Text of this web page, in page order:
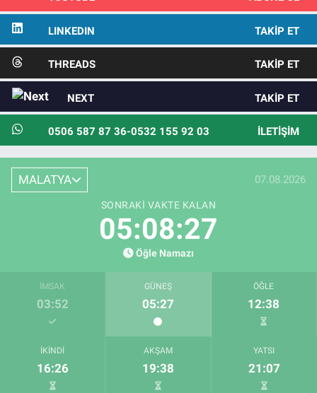
LINKEDIN TAKIP ET
THREADS TAKIP ET
NEXT TAKIP ET
0506 587 87 36-0532 155 92 03 İLETIŞIM
MALATYA 07.08.2026
SONRAKI VAKTE KALAN
05:08:25
Öğle Namazı
İMSAK
03:52
GÜNEŞ
05:27
ÖĞLE
12:38
İKINDI
16:26
AKŞAM
19:38
YATSI
21:07